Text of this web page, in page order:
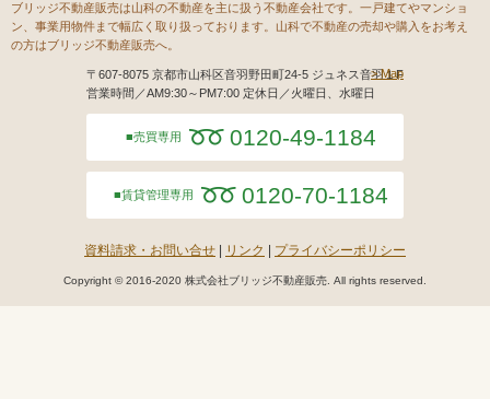
ブリッジ不動産販売は山科の不動産を主に扱う不動産会社です。一戸建てやマンショ
ン、事業用物件まで幅広く取り扱っております。山科で不動産の売却や購入をお考え
の方はブリッジ不動産販売へ。
Map
〒607-8075 京都市山科区音羽野田町24-5 ジュネス音羽１F
営業時間／AM9:30～PM7:00 定休日／火曜日、水曜日
売買専用 0120-49-1184
賃貸管理専用 0120-70-1184
資料請求・お問い合せ リンク プライバシーポリシー
Copyright © 2016-2020 株式会社ブリッジ不動産販売. All rights reserved.